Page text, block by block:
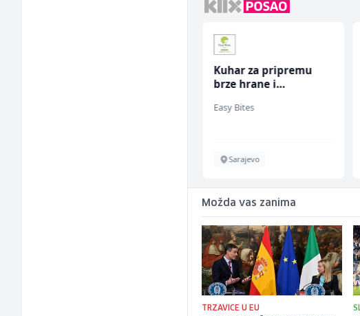
Kuhar za pripremu
brze hrane i
ž)
Easy Bites
Sarajevo
Možda vas zanima
TRZAVICE U EU